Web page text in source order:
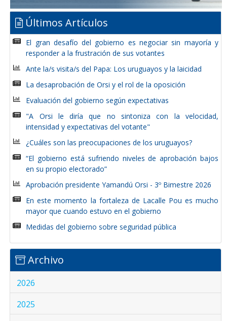
Últimos Artículos
El gran desafío del gobierno es negociar sin mayoría y
responder a la frustración de sus votantes
Ante la/s visita/s del Papa: Los uruguayos y la laicidad
La desaprobación de Orsi y el rol de la oposición
Evaluación del gobierno según expectativas
"A Orsi le diría que no sintoniza con la velocidad,
intensidad y expectativas del votante"
¿Cuáles son las preocupaciones de los uruguayos?
“El gobierno está sufriendo niveles de aprobación bajos
en su propio electorado”
Aprobación presidente Yamandú Orsi - 3º Bimestre 2026
En este momento la fortaleza de Lacalle Pou es mucho
mayor que cuando estuvo en el gobierno
Medidas del gobierno sobre seguridad pública
Archivo
2026
2025